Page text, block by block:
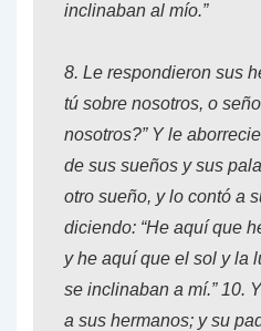
inclinaban al mío.”
8. Le respondieron sus
tú sobre nosotros, o
nosotros?” Y le
de sus sueños y sus
otro sueño, y lo contó a
diciendo: “He aquí que
y he aquí que el sol y la
se inclinaban a mí.” 10.
a sus hermanos; y su